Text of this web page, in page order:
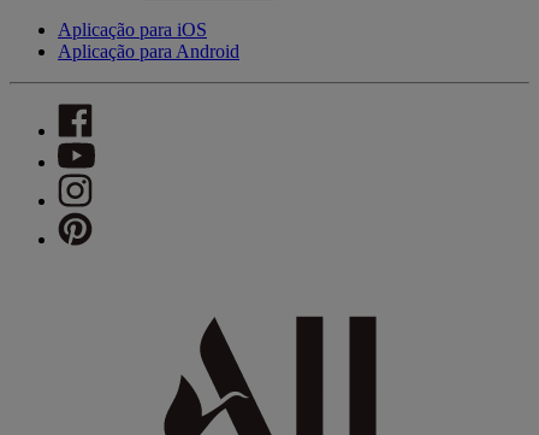
Aplicação para iOS
Aplicação para Android